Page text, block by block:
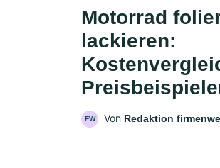
Motorrad
lackieren:
FW Von Redaktion